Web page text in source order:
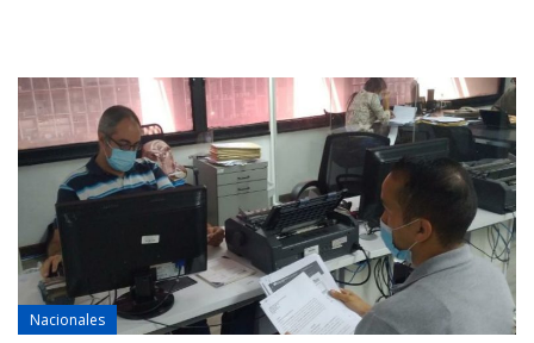
Nacionales